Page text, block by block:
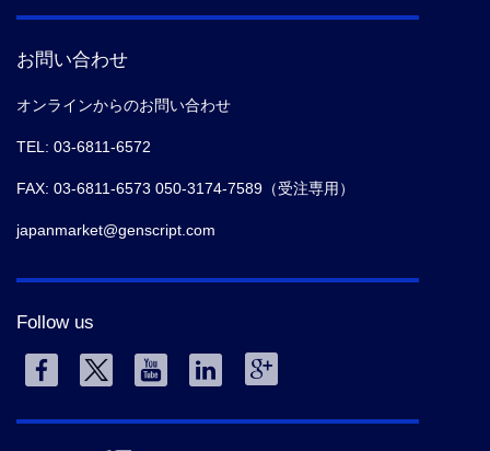
お問い合わせ
オンラインからのお問い合わせ
TEL: 03-6811-6572
FAX: 03-6811-6573 050-3174-7589（受注専用）
japanmarket@genscript.com
Follow us